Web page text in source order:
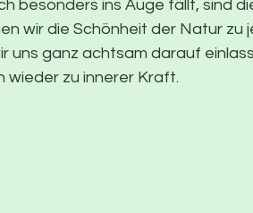
besonders ins Auge fällt, sind
wir die Schönheit der Natur
uns ganz achtsam darauf
wieder zu innerer Kraft.